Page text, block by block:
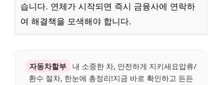
습니다. 연체가 시작되면 즉시 금융사에 연락하
여 해결책을 모색해야 합니다.
자동차할부
내 소중한 차, 안전하게 지키세요압류/
환수 절차, 한눈에 총정리!지금 바로 확인하고 든든